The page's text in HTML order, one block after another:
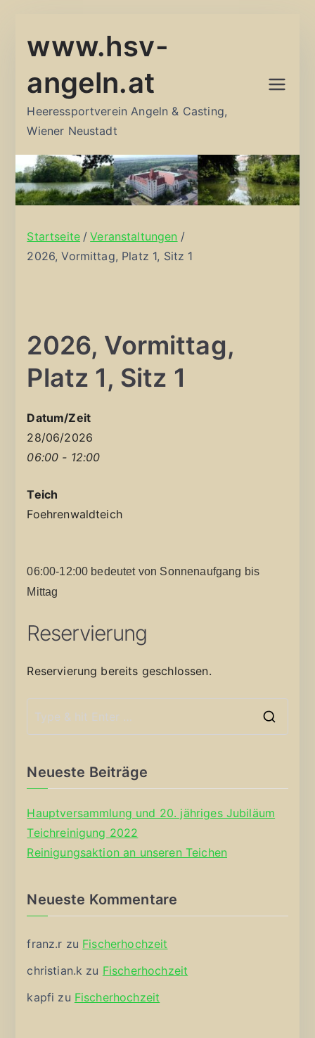
Inhalt
www.hsv-
angeln.at
Heeressportverein Angeln & Casting,
Wiener Neustadt
Startseite
Veranstaltungen
2026, Vormittag, Platz 1, Sitz 1
2026, Vormittag,
Platz 1, Sitz 1
Datum/Zeit
28/06/2026
06:00 - 12:00
Teich
Foehrenwaldteich
06:00-12:00 bedeutet von Sonnenaufgang bis
Mittag
Reservierung
Reservierung bereits geschlossen.
Neueste Beiträge
Hauptversammlung und 20. jähriges Jubiläum
Teichreinigung 2022
Reinigungsaktion an unseren Teichen
Neueste Kommentare
franz.r zu Fischerhochzeit
christian.k zu Fischerhochzeit
kapfi zu Fischerhochzeit